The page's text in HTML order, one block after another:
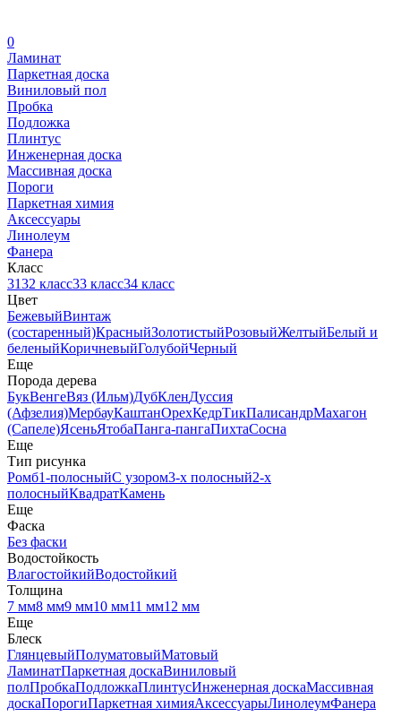
0
Ламинат
Паркетная доска
Виниловый пол
Пробка
Подложка
Плинтус
Инженерная доска
Массивная доска
Пороги
Паркетная химия
Аксессуары
Линолеум
Фанера
Класс
3132 класс33 класс34 класс
Цвет
БежевыйВинтаж
(состаренный)КрасныйЗолотистыйРозовыйЖелтыйБелый и
беленыйКоричневыйГолубойЧерный
Еще
Порода дерева
БукВенгеВяз (Ильм)ДубКленДуссия
(Афзелия)МербауКаштанОрехКедрТикПалисандрМахагон
(Сапеле)ЯсеньЯтобаПанга-пангаПихтаСосна
Еще
Тип рисунка
Ромб1-полосныйС узором3-х полосный2-х
полосныйКвадратКамень
Еще
Фаска
Без фаски
Водостойкость
ВлагостойкийВодостойкий
Толщина
7 мм8 мм9 мм10 мм11 мм12 мм
Еще
Блеск
ГлянцевыйПолуматовыйМатовый
ЛаминатПаркетная доскаВиниловый
полПробкаПодложкаПлинтусИнженерная доскаМассивная
доскаПорогиПаркетная химияАксессуарыЛинолеумФанера